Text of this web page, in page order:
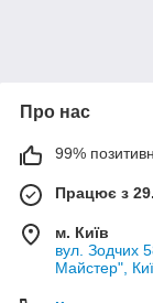
Про нас
99%
Працює з
м. Київ
вул. Зодчих
Майстер",